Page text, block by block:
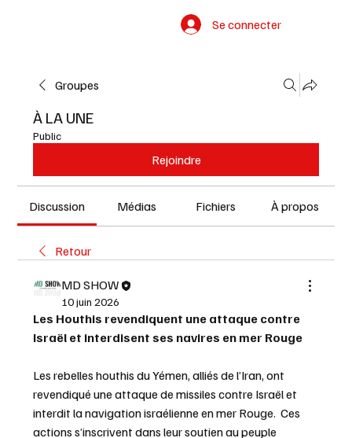
Se connecter
Groupes
À LA UNE
Public
Rejoindre
Discussion Médias Fichiers À propos
Retour
MD SHOW
10 juin 2026
Les Houthis revendiquent une attaque contre
Israël et interdisent ses navires en mer Rouge
Les rebelles houthis du Yémen, alliés de l’Iran, ont
revendiqué une attaque de missiles contre Israël et
interdit la navigation israélienne en mer Rouge.  Ces
actions s’inscrivent dans leur soutien au peuple